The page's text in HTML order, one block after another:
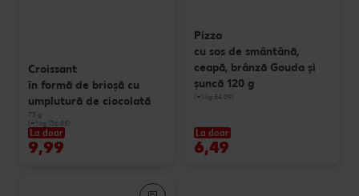
Croissant
în formă de brioșă cu
umplutură de ciocolată
73 g
(=1 kg 136.85)
La doar
9,99
Pizza
cu sos de smântână,
ceapă, brânză Gouda și
șuncă 120 g
(=1 kg 54.09)
La doar
6,49